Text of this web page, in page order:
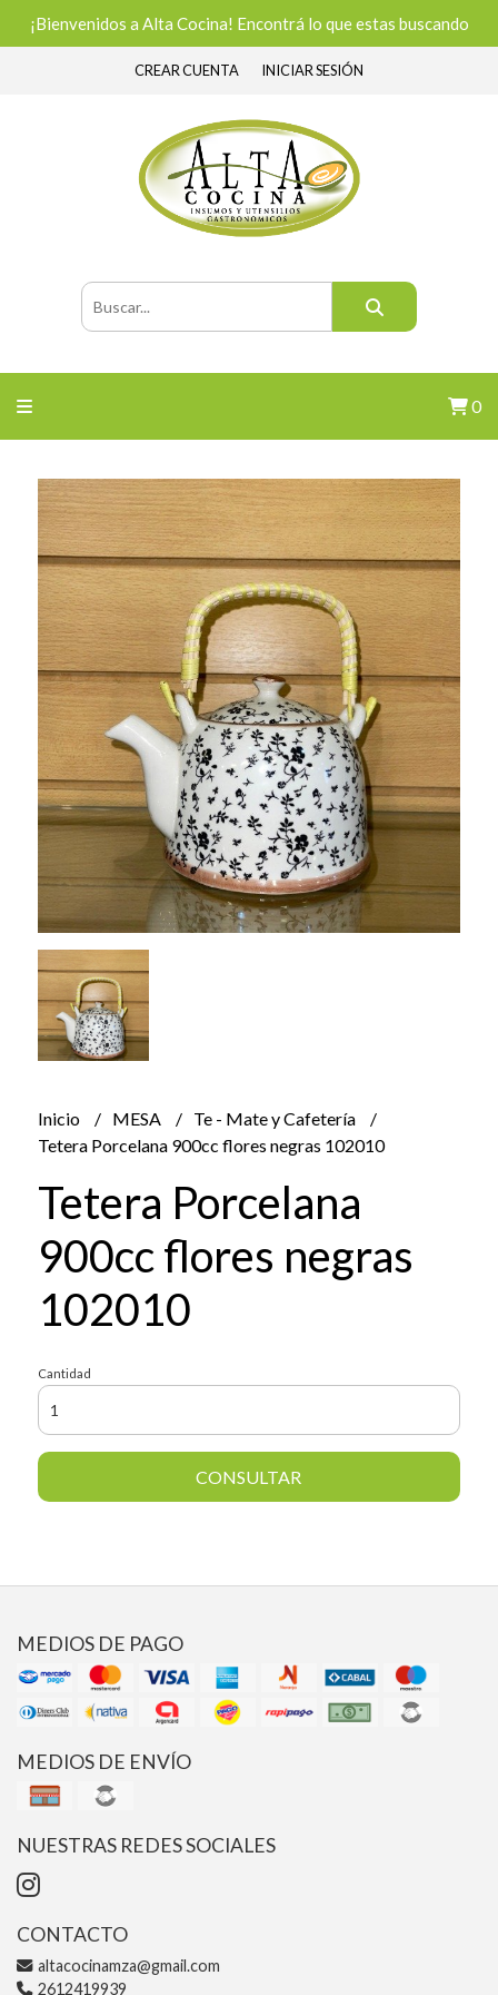
¡Bienvenidos a Alta Cocina! Encontrá lo que estas buscando
CREAR CUENTA INICIAR SESIÓN
0
Inicio MESA
Te - Mate y Cafetería
Tetera Porcelana 900cc flores negras 102010
Tetera Porcelana
900cc flores negras
102010
Cantidad
CONSULTAR
MEDIOS DE PAGO
MEDIOS DE ENVÍO
NUESTRAS REDES SOCIALES
CONTACTO
altacocinamza@gmail.com
2612419939